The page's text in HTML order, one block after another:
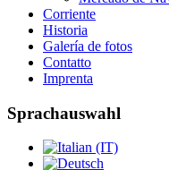
Corriente
Historia
Galería de fotos
Contatto
Imprenta
Sprachauswahl